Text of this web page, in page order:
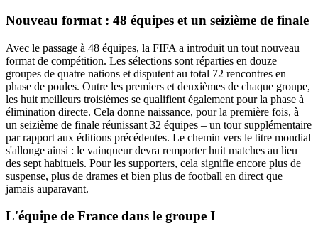
Nouveau format : 48 équipes et un seizième de finale
Avec le passage à 48 équipes, la FIFA a introduit un tout nouveau
format de compétition. Les sélections sont réparties en douze
groupes de quatre nations et disputent au total 72 rencontres en
phase de poules. Outre les premiers et deuxièmes de chaque groupe,
les huit meilleurs troisièmes se qualifient également pour la phase à
élimination directe. Cela donne naissance, pour la première fois, à
un seizième de finale réunissant 32 équipes – un tour supplémentaire
par rapport aux éditions précédentes. Le chemin vers le titre mondial
s'allonge ainsi : le vainqueur devra remporter huit matches au lieu
des sept habituels. Pour les supporters, cela signifie encore plus de
suspense, plus de drames et bien plus de football en direct que
jamais auparavant.
L'équipe de France dans le groupe I